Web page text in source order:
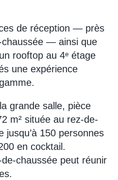
de réception — près
chaussée — ainsi que
rooftop au 4ᵉ étage
une expérience
grande salle, pièce
m² située au rez-de-
jusqu’à 150 personnes
en cocktail.
de-chaussée peut réunir